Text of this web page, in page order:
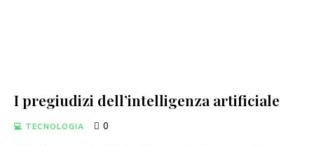
I pregiudizi dell’intelligenza artificiale
💻 TECNOLOGIA 0